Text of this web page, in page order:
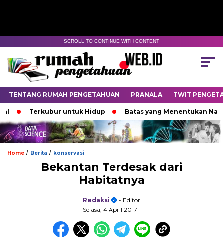
SCROLL TO CONTINUE WITH CONTENT
TENTANG RUMAH PENGETAHUAN PRANALA TWIT
Terkubur untuk Hidup Batas yang Menentukan Nasib
Home / Berita / konservasi
Bekantan Terdesak dari
Habitatnya
Redaksi
- Editor
Selasa, 4 April 2017